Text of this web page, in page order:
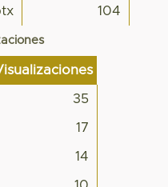
104
35
17
14